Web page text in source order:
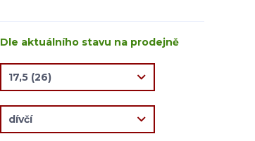
Dle aktuálního stavu na prodejně